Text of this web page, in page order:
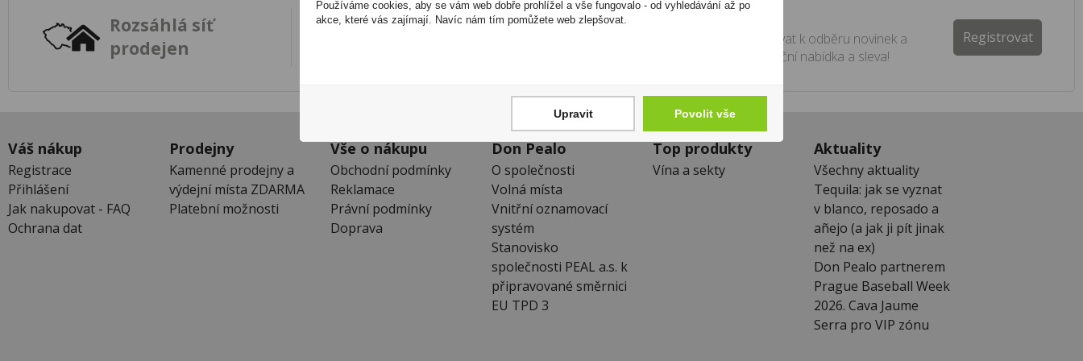
Rozsáhlá síť
prodejen
Zákaznická linka
Zde se můžete registrovat k odběru novinek a
neunikne Vám žádná akční nabídka a sleva!
Registrovat
Váš nákup
Registrace
Přihlášení
Jak nakupovat - FAQ
Ochrana dat
Prodejny
Kamenné prodejny a
výdejní místa ZDARMA
Platební možnosti
Vše o nákupu
Obchodní podmínky
Reklamace
Právní podmínky
Doprava
Don Pealo
O společnosti
Volná místa
Vnitřní oznamovací
systém
Stanovisko
společnosti PEAL a.s. k
připravované směrnici
EU TPD 3
Top produkty
Vína a sekty
Aktuality
Všechny aktuality
Tequila: jak se vyznat
v blanco, reposado a
añejo (a jak ji pít jinak
než na ex)
Don Pealo partnerem
Prague Baseball Week
2026. Cava Jaume
Serra pro VIP zónu
Používáme cookies, aby se vám web dobře prohlížel a vše fungovalo - od vyhledávání až po
akce, které vás zajímají. Navíc nám tím pomůžete web zlepšovat.
Upravit Povolit vše